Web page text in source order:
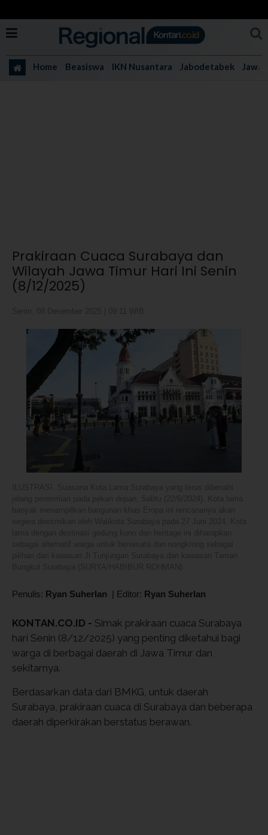
Home Beasiswa IKN Nusantara Jabodetabek Jawa
Prakiraan Cuaca Surabaya dan
Wilayah Jawa Timur Hari Ini Senin
(8/12/2025)
Penulis: Ryan Suherlan | Editor: Ryan Suherlan
KONTAN.CO.ID - Simak prakiraan cuaca Surabaya
hari Senin (8/12/2025) yang penting diketahui bagi
warga di berbagai daerah di Jawa Timur dan
sekitarnya.
Berdasarkan data dari BMKG, untuk daerah
Surabaya, prakiraan cuaca di Surabaya dan beberapa
daerah diperkirakan berstatus berawan.